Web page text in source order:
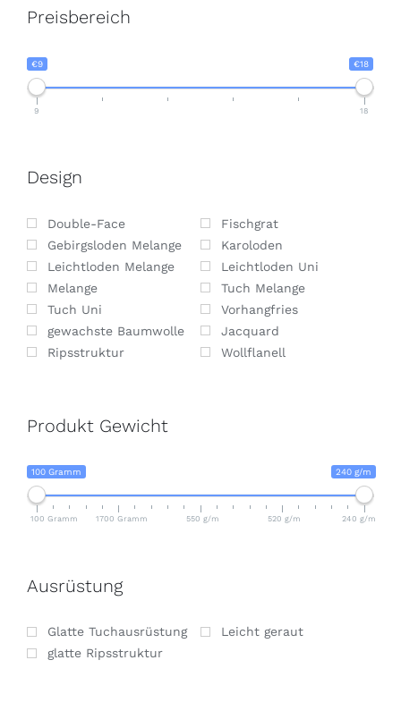
Preisbereich
€9 €18
9 18
Design
Double-Face
Fischgrat
Gebirgsloden Melange
Karoloden
Leichtloden Melange
Leichtloden Uni
Melange
Tuch Melange
Tuch Uni
Vorhangfries
gewachste Baumwolle
Jacquard
Ripsstruktur
Wollflanell
Produkt Gewicht
100 Gramm 240 g/m
100 Gramm 1700 Gramm 550 g/m 520 g/m 240 g/m
Ausrüstung
Glatte Tuchausrüstung
Leicht geraut
glatte Ripsstruktur